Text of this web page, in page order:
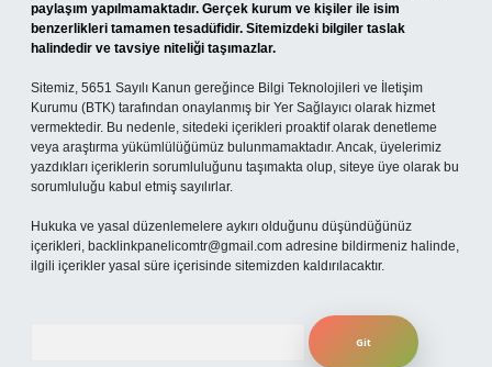
paylaşım yapılmamaktadır. Gerçek kurum ve kişiler ile isim
benzerlikleri tamamen tesadüfidir. Sitemizdeki bilgiler taslak
halindedir ve tavsiye niteliği taşımazlar.
Sitemiz, 5651 Sayılı Kanun gereğince Bilgi Teknolojileri ve İletişim
Kurumu (BTK) tarafından onaylanmış bir Yer Sağlayıcı olarak hizmet
vermektedir. Bu nedenle, sitedeki içerikleri proaktif olarak denetleme
veya araştırma yükümlülüğümüz bulunmamaktadır. Ancak, üyelerimiz
yazdıkları içeriklerin sorumluluğunu taşımakta olup, siteye üye olarak bu
sorumluluğu kabul etmiş sayılırlar.
Hukuka ve yasal düzenlemelere aykırı olduğunu düşündüğünüz
içerikleri, backlinkpanelicomtr@gmail.com adresine bildirmeniz halinde,
ilgili içerikler yasal süre içerisinde sitemizden kaldırılacaktır.